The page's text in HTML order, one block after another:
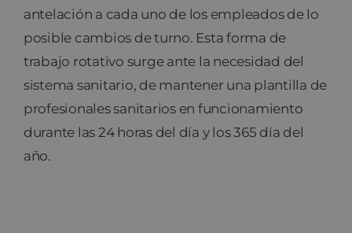
antelación a cada uno de los empleados de lo
posible cambios de turno. Esta forma de
trabajo rotativo surge ante la necesidad del
sistema sanitario, de mantener una plantilla de
profesionales sanitarios en funcionamiento
durante las 24 horas del día y los 365 día del
año.